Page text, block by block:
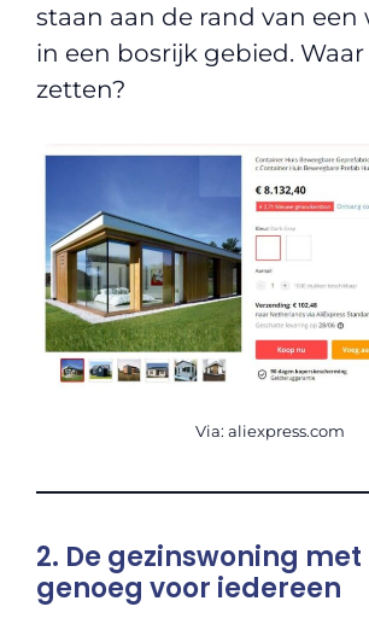
staan aan de rand van een
in een bosrijk gebied. Waar
zetten?
Via: aliexpress.com
2. De gezinswoning
genoeg voor iedereen